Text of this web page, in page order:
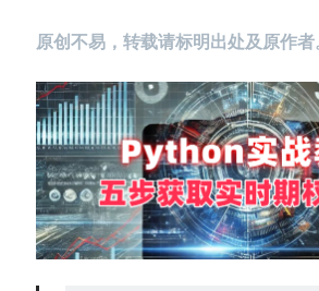
码）
我拿Reddit上高赞的趋势策略，认真跑了一遍回
老余看市：长鑫4万亿，A股却蒸发12.4万亿
Contact：
原创不易，转载请标明出处及原作者